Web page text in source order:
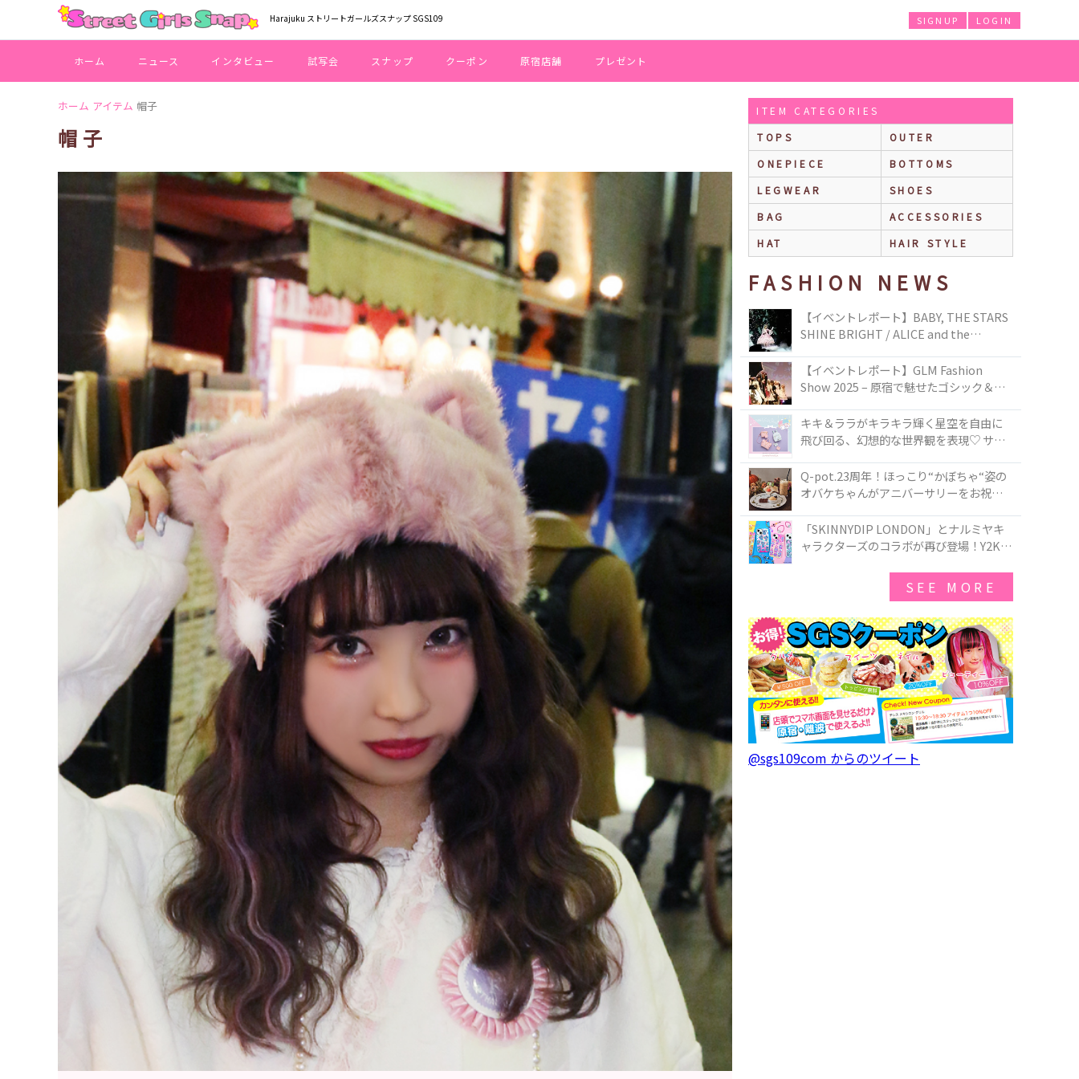
Harajuku ストリートガールズスナップ SGS109 LOGIN
SIGNUP
ホーム ニュース インタビュー 試写会 スナップ クーポン 原宿店舗 プレゼント
ホーム アイテム 帽子
帽子
ITEM CATEGORIES
TOPS
OUTER
ONEPIECE
BOTTOMS
LEGWEAR
SHOES
BAG
ACCESSORIES
HAT
HAIR STYLE
FASHION NEWS
【イベントレポート】BABY, THE STARS
SHINE BRIGHT / ALICE and the
TOKYO
【イベントレポート】GLM Fashion
Show 2025 – 原宿で魅せたゴシック＆ロ
キキ＆ララがキラキラ輝く星空を自由に
飛び回る、幻想的な世界観を表現♡ サマ
50周年アニバーサリーイヤー』を記念し
たコレクションが登場
Q-pot.23周年！ほっこり“かぼちゃ“姿の
オバケちゃんがアニバーサリーをお祝い
ー」が新発売！Q-pot CAFE.では「かぼち
ゃのオバケーキプレート」も登場
「SKINNYDIP LONDON」とナルミヤキ
ャラクターズのコラボが再び登場！Y2Kム
SEE MORE
@sgs109com からのツイート